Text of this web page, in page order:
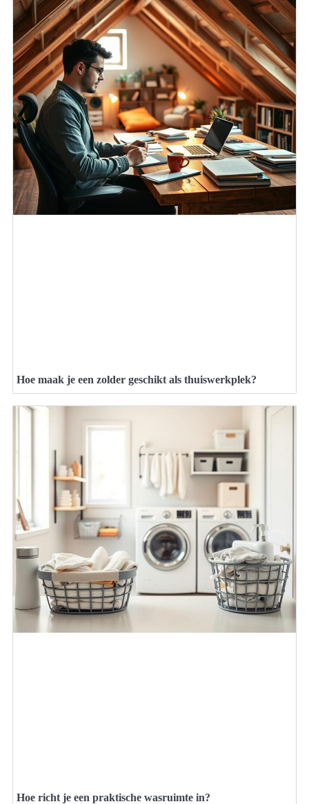
Hoe maak je een zolder geschikt als thuiswerkplek?
Hoe richt je een praktische wasruimte in?